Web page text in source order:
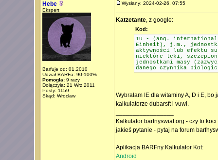
Hebe
Ekspert
Barfuje od: 01.2010
Udział BARFa: 90-100%
Pomogła:9 razy
Dołączyła: 21 Wrz 2011
Posty: 1159
Skąd: Wrocław
Wysłany: 2024-02-26, 07:55
Katzetante, z google:
Kod:
IU - (ang.
Einheit), j.m., jednostka
aktywności lub efektu
niektóre leki,
jednostkami masy
danego czynnika
Wybrałam IE dla witaminy A, D i E,
kalkulatorze dubarsft i vuwi.
Kalkulator barfnyswiat.org - czy to
jakieś pytanie - pytaj na forum
Aplikacja BARFny Kalkulator Kot:
Android